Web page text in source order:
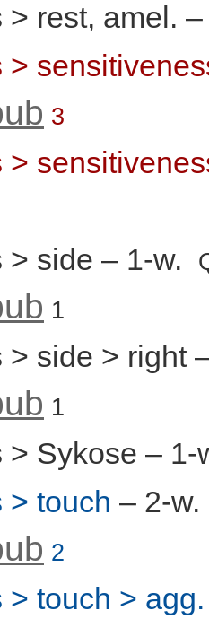
rest, amel.
>
3
>
> side – 1-w.
1
> side > right
1
> Sykose –
> touch – 2-
2
touch > agg.